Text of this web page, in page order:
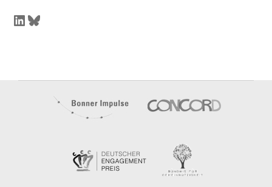
LinkedIn
Bluesky